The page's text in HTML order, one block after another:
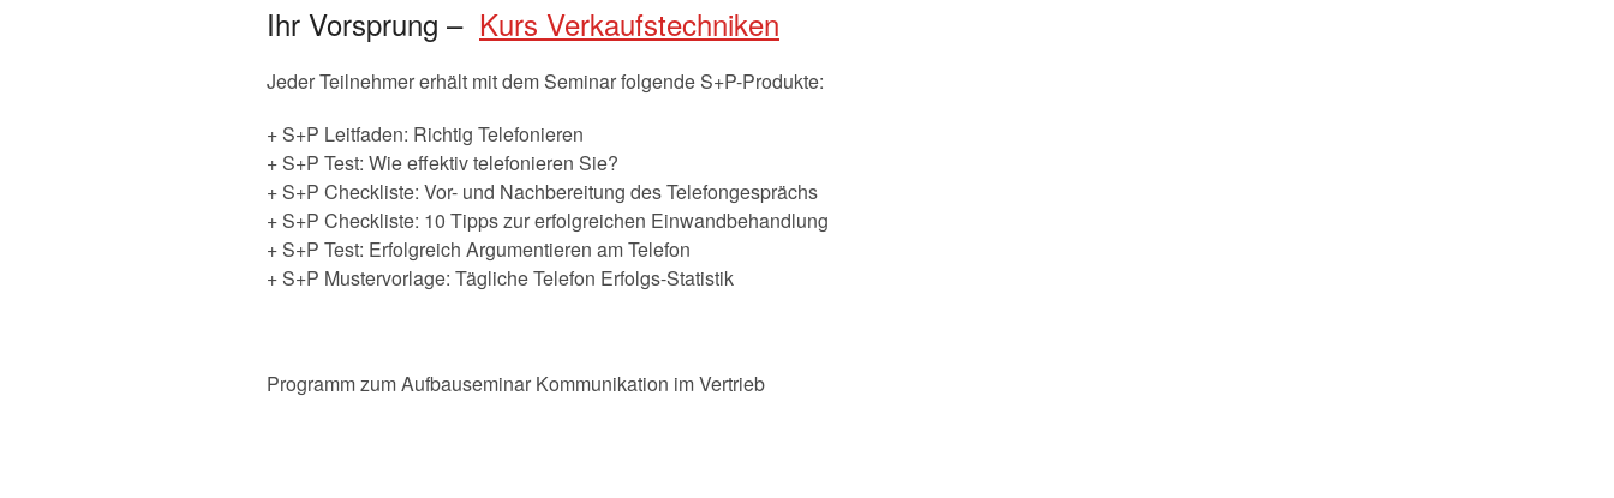
Ihr Vorsprung – Kurs Verkaufstechniken
Jeder Teilnehmer erhält mit dem Seminar folgende S+P-Produkte:
+ S+P Leitfaden: Richtig Telefonieren
+ S+P Test: Wie effektiv telefonieren Sie?
+ S+P Checkliste: Vor- und Nachbereitung des Telefongesprächs
+ S+P Checkliste: 10 Tipps zur erfolgreichen Einwandbehandlung
+ S+P Test: Erfolgreich Argumentieren am Telefon
+ S+P Mustervorlage: Tägliche Telefon Erfolgs-Statistik
Programm zum Aufbauseminar Kommunikation im Vertrieb